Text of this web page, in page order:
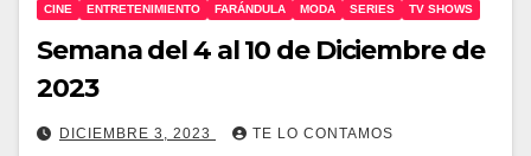
CINE ENTRETENIMIENTO FARÁNDULA MODA SERIES TV SHOWS
Semana del 4 al 10 de Diciembre de
2023
DICIEMBRE 3, 2023 TE LO CONTAMOS